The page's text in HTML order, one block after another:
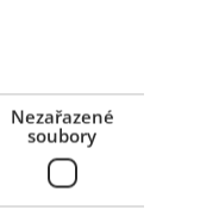
Nezařazené
soubory